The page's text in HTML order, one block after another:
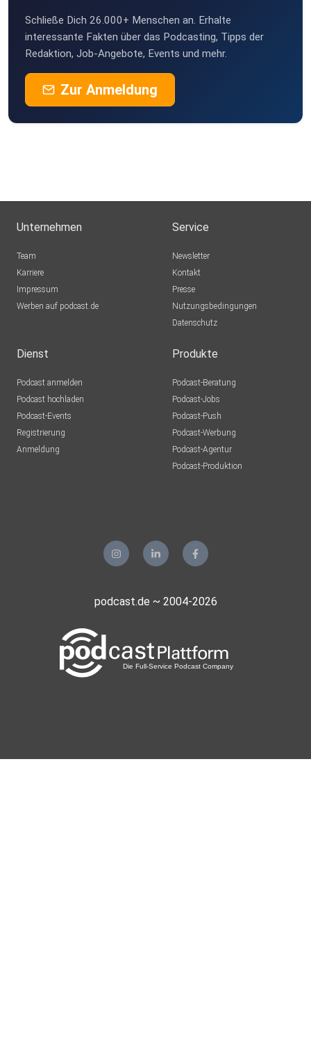
Schließe Dich 26.000+ Menschen an. Erhalte
interessante Fakten über das Podcasting, Tipps der
Redaktion, Job-Angebote, Events und mehr.
Zur Anmeldung
Unternehmen
Team
Karriere
Impressum
Werben auf podcast.de
Service
Newsletter
Kontakt
Presse
Nutzungsbedingungen
Datenschutz
Dienst
Podcast anmelden
Podcast hochladen
Podcast-Events
Registrierung
Anmeldung
Produkte
Podcast-Beratung
Podcast-Jobs
Podcast-Push
Podcast-Werbung
Podcast-Agentur
Podcast-Produktion
podcast.de ~ 2004-2026